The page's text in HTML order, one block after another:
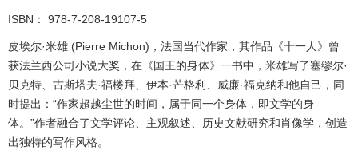
ISBN： 978-7-208-19107-5
皮埃尔·米雄 (Pierre Michon)，法国当代作家，其作品《十一人》曾
获法兰西公司小说大奖，在《国王的身体》一书中，米雄写了塞缪尔·
贝克特、古斯塔夫·福楼拜、伊本·芒格利、威廉·福克纳和他自己，同
时提出：“作家超越尘世的时间，属于同一个身体，即文学的身
体。”作者融合了文学评论、主观叙述、历史文献研究和肖像学，创造
出独特的写作风格。